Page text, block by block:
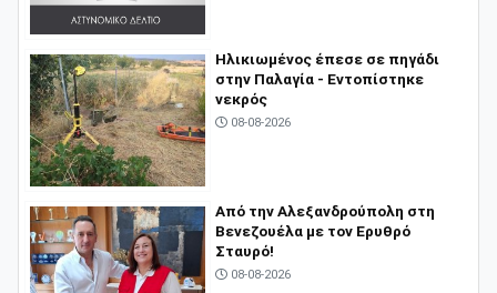
Ηλικιωμένος έπεσε σε πηγάδι
στην Παλαγία - Εντοπίστηκε
νεκρός
08-08-2026
Από την Αλεξανδρούπολη στη
Βενεζουέλα με τον Ερυθρό
Σταυρό!
08-08-2026